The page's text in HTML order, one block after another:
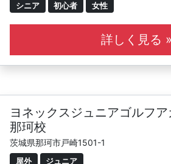
シニア 初心者 女性
詳しく見る »
ヨネックスジュニアゴルフ
那珂校
茨城県那珂市戸崎1501-1
屋外 ジュニア